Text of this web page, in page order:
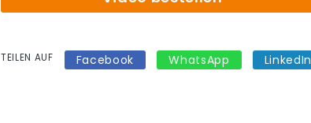
TEILEN AUF Facebook WhatsApp LinkedIn